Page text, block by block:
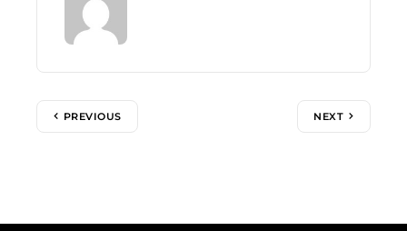
PREVIOUS NEXT